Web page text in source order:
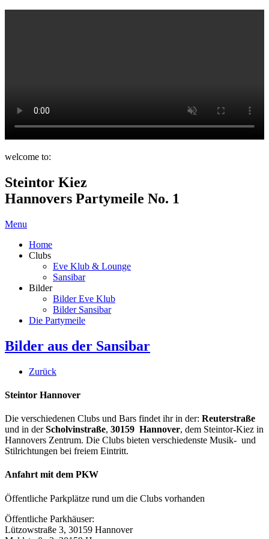
welcome to:
Steintor Kiez
Hannovers Partymeile No. 1
Menu
Home
Clubs
Eve Klub & Lounge
Sansibar
Bilder
Bilder Eve Klub
Bilder Sansibar
Die Partymeile
Bilder aus der Sansibar
Zurück
Steintor Hannover
Die verschiedenen Clubs und Bars findet ihr in der: Reuterstraße
und in derScholvinstraße, 30159 Hannover, dem Steintor-Kiez in
Hannovers Zentrum. Die Clubs bieten verschiedenste Musik- und
Stilrichtungen bei freiem Eintritt.
Anfahrt mit dem PKW
Öffentliche Parkplätze rund um die Clubs vorhanden
Öffentliche Parkhäuser:
Lützowstraße 3, 30159 Hannover